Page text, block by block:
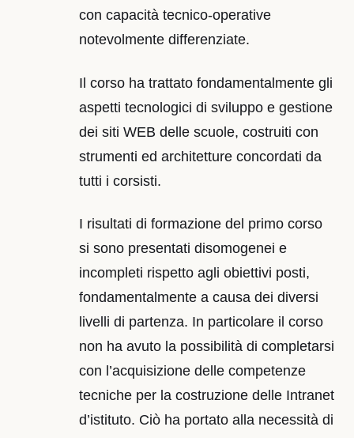
con capacità tecnico-operative
notevolmente differenziate.
Il corso ha trattato fondamentalmente gli
aspetti tecnologici di sviluppo e gestione
dei siti WEB delle scuole, costruiti con
strumenti ed architetture concordati da
tutti i corsisti.
I risultati di formazione del primo corso
si sono presentati disomogenei e
incompleti rispetto agli obiettivi posti,
fondamentalmente a causa dei diversi
livelli di partenza. In particolare il corso
non ha avuto la possibilità di completarsi
con l’acquisizione delle competenze
tecniche per la costruzione delle Intranet
d’istituto. Ciò ha portato alla necessità di